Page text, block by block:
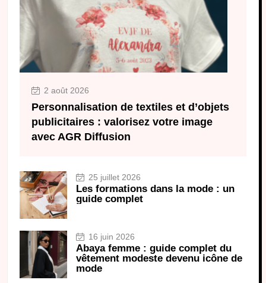
2 août 2026
Personnalisation de textiles et d’objets
publicitaires : valorisez votre image
avec AGR Diffusion
25 juillet 2026
Les formations dans la mode : un
guide complet
16 juin 2026
Abaya femme : guide complet du
vêtement modeste devenu icône de
mode